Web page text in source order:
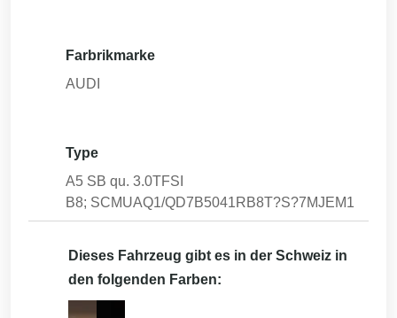
Farbrikmarke
AUDI
Type
A5 SB qu. 3.0TFSI
B8; SCMUAQ1/QD7B5041RB8T?S?7MJEM1
Dieses Fahrzeug gibt es in der Schweiz in
den folgenden Farben: